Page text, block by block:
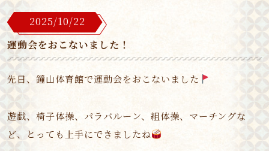
2025/10/22
運動会をおこないました！
先日、鐘山体育館で運動会をおこないました
遊戯、椅子体操、パラバルーン、組体操、マーチングな
ど、とっても上手にできましたね